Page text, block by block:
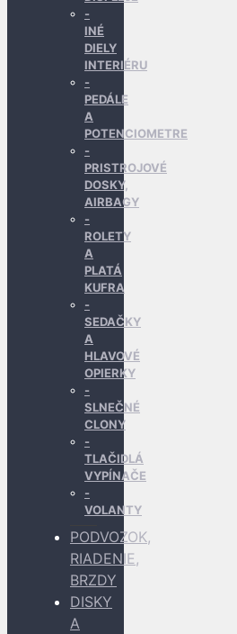
INÉ
DIELY
INTERIÉRU
PEDÁLE
A
POTENCIOMETRE
PRISTROJOVÉ
DOSKY,
AIRBAGY
ROLETY
A
PLATÁ
KUFRA
SEDAČKY
A
HLAVOVÉ
OPIERKY
SLNEČNÉ
CLONY
TLAČIDLÁ
VYPÍNAČE
VOLANTY
PODVOZOK,
RIADENIE,
BRZDY
DISKY
A